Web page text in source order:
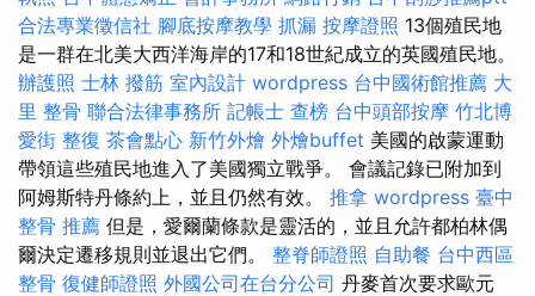
合法專業徵信社 腳底按摩教學 抓漏 按摩證照 13個殖民地
是一群在北美大西洋海岸的17和18世紀成立的英國殖民地。
辦護照 士林 撥筋 室內設計 wordpress 台中國術館推薦 大
里 整骨 聯合法律事務所 記帳士 查榜 台中頭部按摩 竹北博
愛街 整復 茶會點心 新竹外燴 外燴buffet 美國的啟蒙運動
帶領這些殖民地進入了美國獨立戰爭。 會議記錄已附加到
阿姆斯特丹條約上，並且仍然有效。 推拿 wordpress 臺中
整骨 推薦 但是，愛爾蘭條款是靈活的，並且允許都柏林偶
爾決定遷移規則並退出它們。 整脊師證照 自助餐 台中西區
整骨 復健師證照 外國公司在台分公司 丹麥首次要求歐元